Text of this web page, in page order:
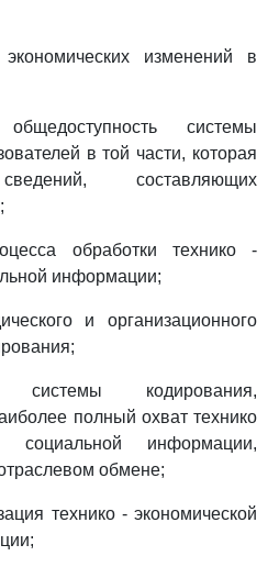
изменений в
системы
в той части, которая
составляющих
обработки технико -
информации;
и организационного
системы кодирования,
полный охват технико
информации,
обмене;
технико - экономической